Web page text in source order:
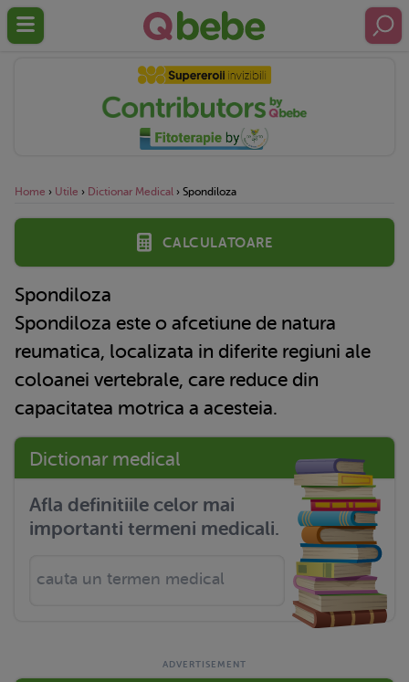
Home › Utile › Dictionar Medical › Spondiloza
Calculatoare
Spondiloza
Spondiloza este o afcetiune de natura
reumatica, localizata in diferite regiuni ale
coloanei vertebrale, care reduce din
capacitatea motrica a acesteia.
Dictionar medical
Afla definitiile celor mai
importanti termeni medicali.